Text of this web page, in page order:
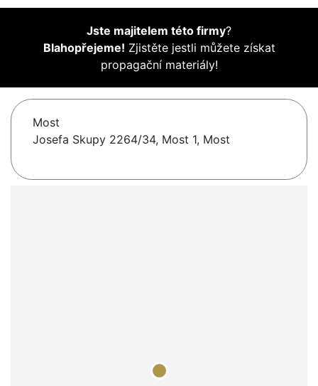
Jste majitelem této firmy?
Blahopřejeme! Zjistěte jestli můžete získat
propagační materiály!
Most
Josefa Skupy 2264/34, Most 1, Most